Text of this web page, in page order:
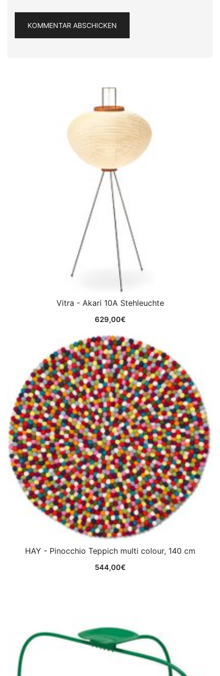
Vitra - Akari 10A Stehleuchte
629,00€
HAY - Pinocchio Teppich multi colour, 140 cm
544,00€